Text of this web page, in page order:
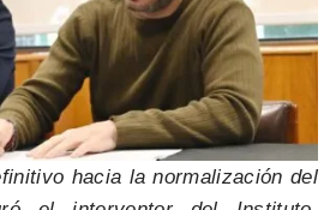
hacia la normalización del